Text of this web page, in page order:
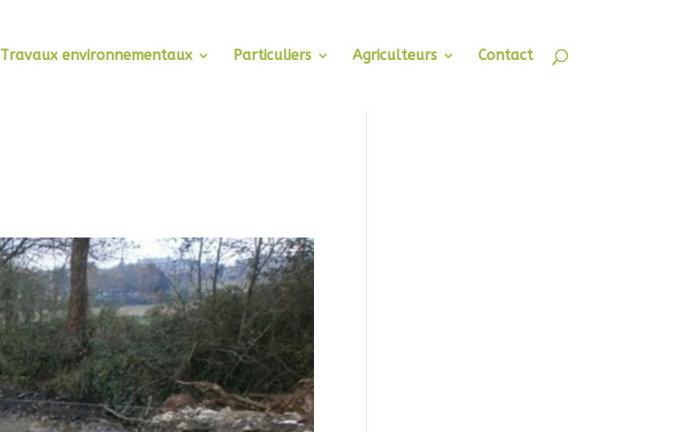
Travaux environnementaux Particuliers Agriculteurs Contact